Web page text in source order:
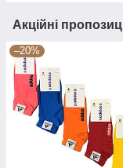
Акційні
–20%